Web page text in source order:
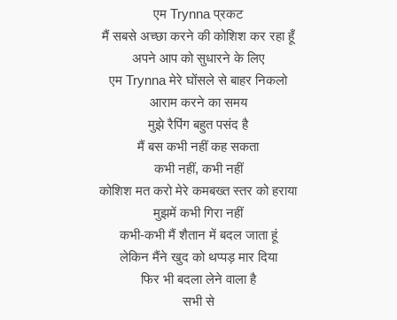
एम Trynna प्रकट
मैं सबसे अच्छा करने की कोशिश कर रहा हूँ
अपने आप को सुधारने के लिए
एम Trynna मेरे घोंसले से बाहर निकलो
आराम करने का समय
मुझे रैपिंग बहुत पसंद है
मैं बस कभी नहीं कह सकता
कभी नहीं, कभी नहीं
कोशिश मत करो मेरे कमबख्त स्तर को हराया
मुझमें कभी गिरा नहीं
कभी-कभी मैं शैतान में बदल जाता हूं
लेकिन मैंने खुद को थप्पड़ मार दिया
फिर भी बदला लेने वाला है
सभी से